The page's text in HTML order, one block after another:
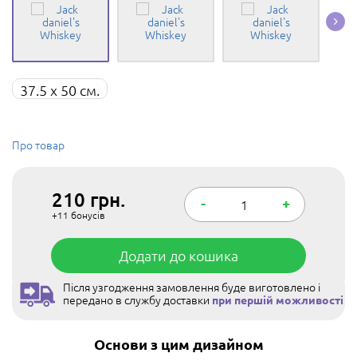
37.5 x 50 см.
Про товар
210 грн.
+11 бонусів
- +
Додати до кошика
Після узгодження замовлення буде виготовлено і
передано в службу доставки при першій можливості
Основи з цим дизайном